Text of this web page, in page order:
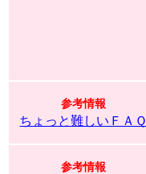
参考情報
ちょっと難しいＦＡＱ
参考情報